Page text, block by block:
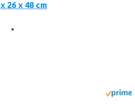
x 26 x 48 cm